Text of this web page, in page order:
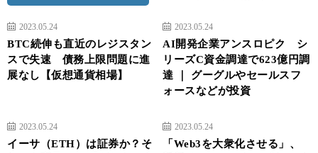
2023.05.24
BTC続伸も直近のレジスタン
スで失速 債務上限問題に進
展なし【仮想通貨相場】
2023.05.24
AI開発企業アンスロピク シ
リーズC資金調達で623億円調
達 ｜ グーグルやセールスフ
ォースなどが投資
2023.05.24
イーサ（ETH）は証券か？そ
2023.05.24
「Web3を大衆化させる」、